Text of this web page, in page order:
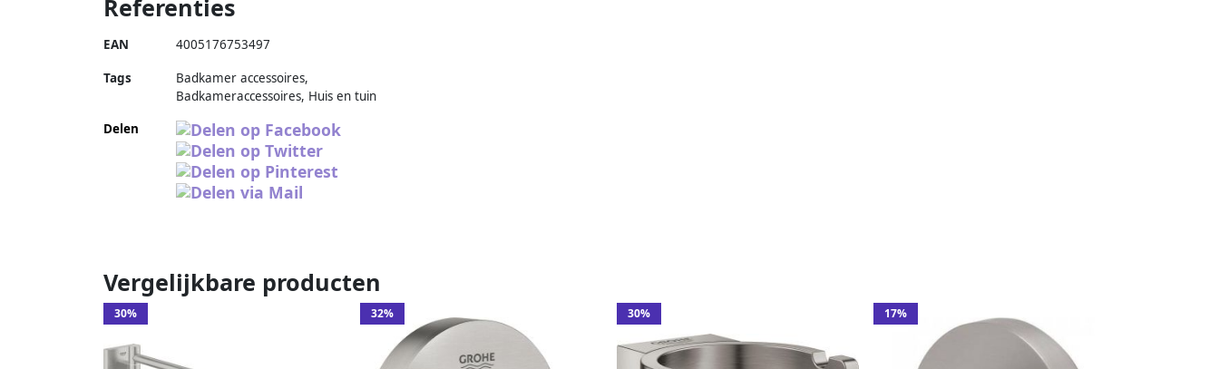
Referenties
EAN 4005176753497
Tags
Badkamer accessoires,
Badkameraccessoires, Huis en tuin
Delen
Vergelijkbare producten
30% 32% 30% 17%